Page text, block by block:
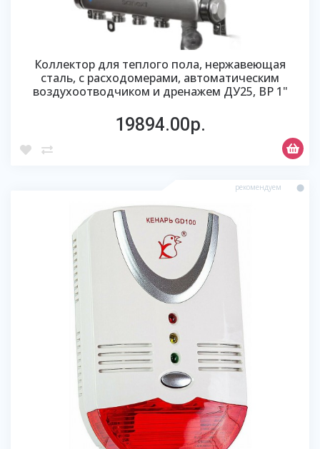
Коллектор для теплого пола, нержавеющая
сталь, с расходомерами, автоматическим
воздухоотводчиком и дренажем ДУ25, ВР 1"
19894.00р.